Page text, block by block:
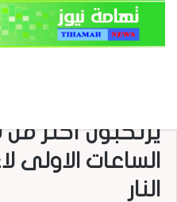
الساعات الاولى
النار